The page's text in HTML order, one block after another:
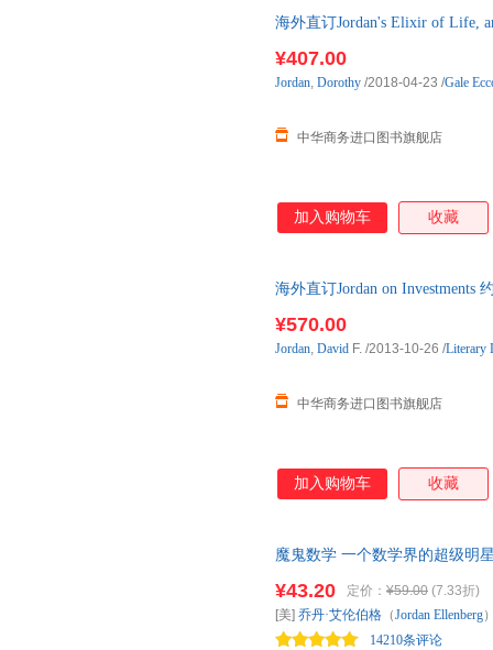
名心理咨询师，在疗愈他人与
神经科学、心理学、文学、神
及崭新的科学发现，来帮助人
海外直订Jordan's Elixir of Life,
¥407.00
中华商务进口图书旗舰店
Jordan, Dorothy /2018-04-23 /Gale
加入购物车 收藏
海外直订Jordan on Investments
¥570.00
中华商务进口图书旗舰店
Jordan, David F. /2013-10-26 /Literary
加入购物车 收藏
魔鬼数学 一个数学界的超级明
¥43.20 定价： ¥59.00 (7.33折)
14210条评论
[美] 乔丹·艾伦伯格 （Jordan Ellenberg